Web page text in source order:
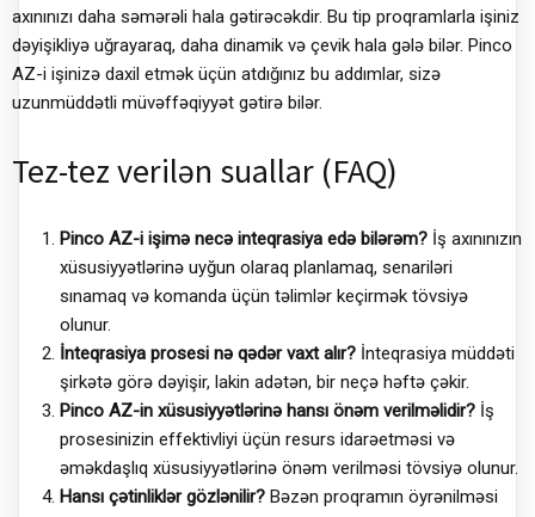
axınınızı daha səmərəli hala gətirəcəkdir. Bu tip proqramlarla işiniz
dəyişikliyə uğrayaraq, daha dinamik və çevik hala gələ bilər. Pinco
AZ-i işinizə daxil etmək üçün atdığınız bu addımlar, sizə
uzunmüddətli müvəffəqiyyət gətirə bilər.
Tez-tez verilən suallar (FAQ)
Pinco AZ-i işimə necə inteqrasiya edə bilərəm? İş axınınızın
xüsusiyyətlərinə uyğun olaraq planlamaq, senariləri
sınamaq və komanda üçün təlimlər keçirmək tövsiyə
olunur.
İnteqrasiya prosesi nə qədər vaxt alır? İnteqrasiya müddəti
şirkətə görə dəyişir, lakin adətən, bir neçə həftə çəkir.
Pinco AZ-in xüsusiyyətlərinə hansı önəm verilməlidir? İş
prosesinizin effektivliyi üçün resurs idarəetməsi və
əməkdaşlıq xüsusiyyətlərinə önəm verilməsi tövsiyə olunur.
Hansı çətinliklər gözlənilir? Bəzən proqramın öyrənilməsi